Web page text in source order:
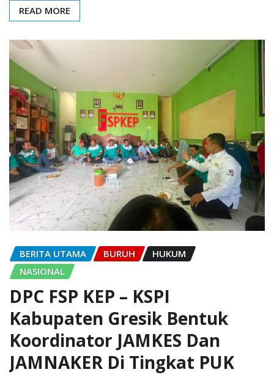
READ MORE
BERITA UTAMA BURUH
HUKUM
NASIONAL
DPC FSP KEP – KSPI
Kabupaten Gresik Bentuk
Koordinator JAMKES Dan
JAMNAKER Di Tingkat PUK